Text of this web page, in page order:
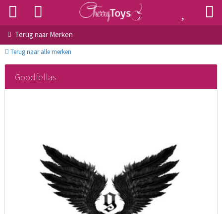
Terug naar Merken
Terug naar alle merken
Goodfellas